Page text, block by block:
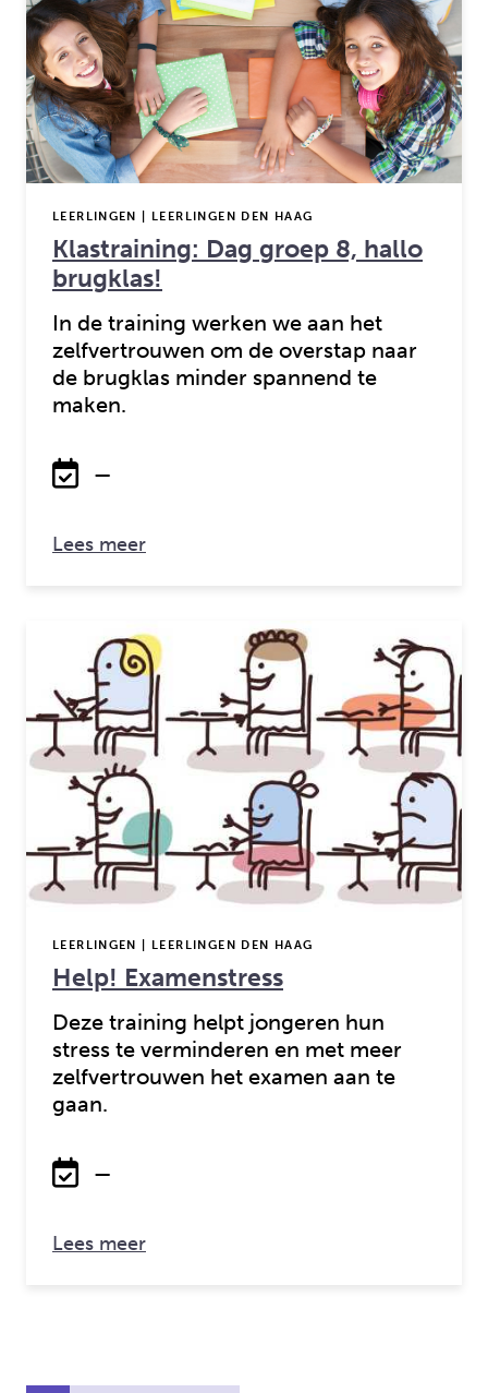
Klastraining: Dag groep 8, hallo
brugklas!
LEERLINGEN | LEERLINGEN DEN HAAG
In de training werken we aan het
zelfvertrouwen om de overstap naar
de brugklas minder spannend te
maken.
—
Lees meerover: Klastraining: Dag groep 8,
Help! Examenstress
LEERLINGEN | LEERLINGEN DEN HAAG
Deze training helpt jongeren hun
stress te verminderen en met meer
zelfvertrouwen het examen aan te
gaan.
—
Lees meerover: Help! Examenstress